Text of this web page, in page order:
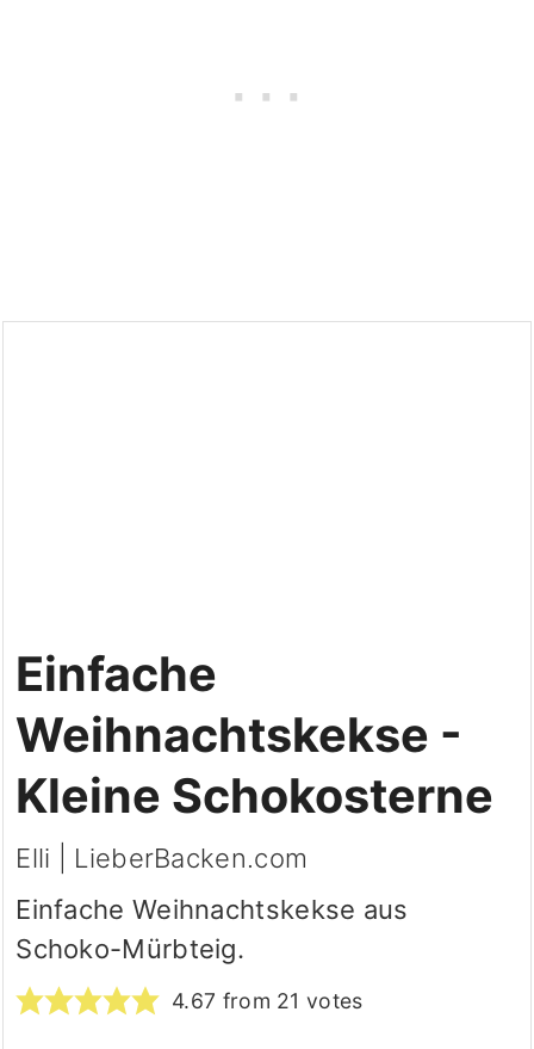
Einfache
Weihnachtskekse -
Kleine Schokosterne
Elli | LieberBacken.com
Einfache Weihnachtskekse aus
Schoko-Mürbteig.
4.67 from 21 votes